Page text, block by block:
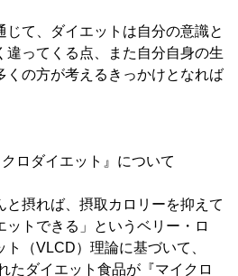
て、ダイエットは自分の意識と
違ってくる点、また自分自身の生
くの方が考えるきっかけとなれば
ロダイエット』について
と摂れば、摂取カロリーを抑えて
ットできる」というベリー・ロ
（VLCD）理論に基づいて、
たダイエット食品が『マイクロ